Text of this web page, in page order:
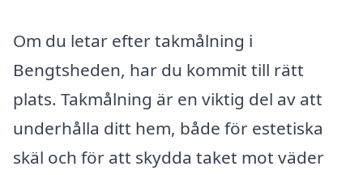
Om du letar efter takmålning i
Bengtsheden, har du kommit till rätt
plats. Takmålning är en viktig del av att
underhålla ditt hem, både för estetiska
skäl och för att skydda taket mot väder